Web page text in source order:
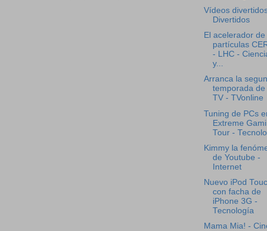
Vídeos
Divertidos
El acelerador de
partículas
- LHC -
y...
Arranca la
temporada de
TV - TVonline
Tuning de PCs
Extreme
Tour -
Kimmy la
de Youtube -
Internet
Nuevo iPod
con facha de
iPhone 3G -
Tecnología
Mama Mia! -